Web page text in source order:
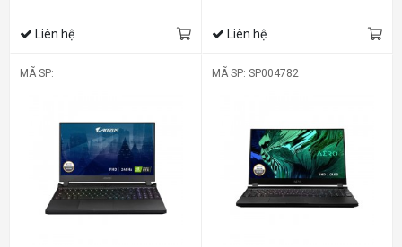
Liên hệ Liên hệ
MÃ SP: MÃ SP: SP004782